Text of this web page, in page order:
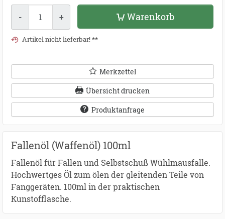
- + Warenkorb
Artikel nicht lieferbar! **
Merkzettel
Übersicht drucken
Produktanfrage
Fallenöl (Waffenöl) 100ml
Fallenöl für Fallen und Selbstschuß Wühlmausfalle.
Hochwertges Öl zum ölen der gleitenden Teile von
Fanggeräten. 100ml in der praktischen
Kunstofflasche.